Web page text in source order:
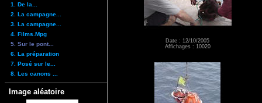
1. De la...
2. La campagne...
3. La campagne...
4. Films.Mpg
5. Sur le pont...
6. La préparation
7. Posé sur le...
8. Les canons ...
Image aléatoire
Date : 12/10/2005
Affichages : 10020